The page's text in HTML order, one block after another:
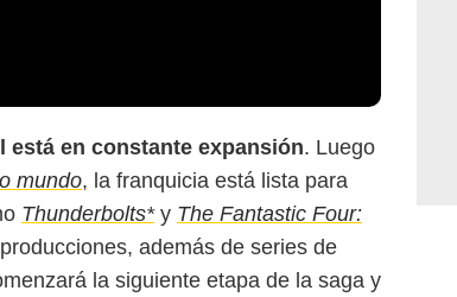
está en constante expansión. Luego
mundo, la franquicia está lista para
Thunderbolts*y The Fantastic Four:
además de series de
la siguiente etapa de la saga y